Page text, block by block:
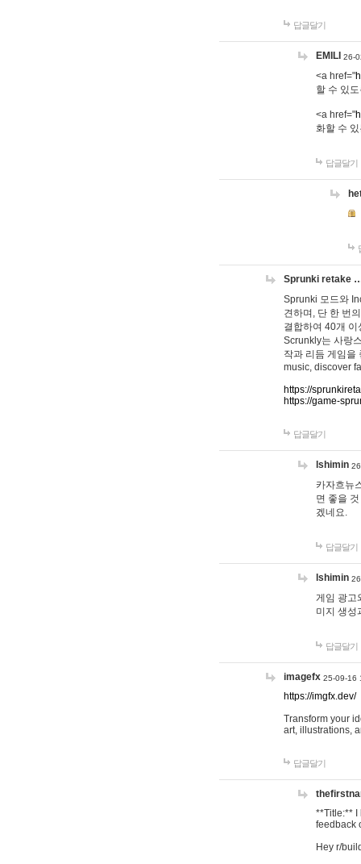
답글달기
EMILI 26-
<a href="
할 수 있
<a href="
화할 수
답글달기
Sprunki retake
Sprunki 모드와
견하며, 단 한 번
결합하여 40개
Scrunkly는 사랑
작과 리듬 게임을
music, discover
https://
https://game-
답글달기
lshimin
카자흐뉴
면 좋을
겠네요.
답글달기
lshimin
게임 광고
미지 생성
답글달기
imagefx 25-09-16
https://imgfx.dev/
Transform your
art, illustrations,
답글달기
**Title:** I
feedback
Hey r/